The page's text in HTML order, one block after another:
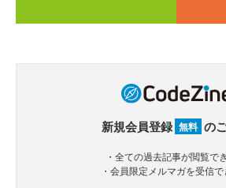
新規会員登録 無料 の
・全ての過去記事が閲覧で
・会員限定メルマガを受信